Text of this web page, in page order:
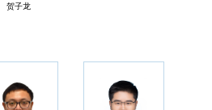
贺子龙